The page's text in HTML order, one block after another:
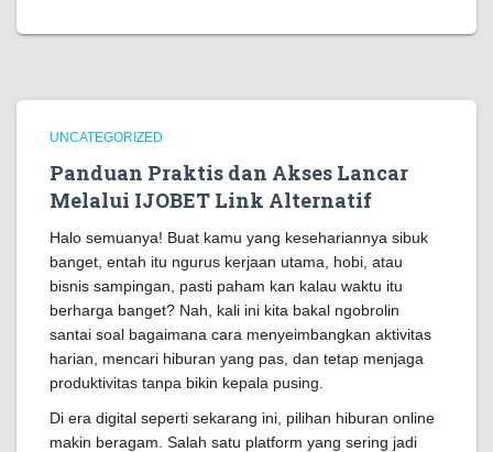
UNCATEGORIZED
Panduan Praktis dan Akses Lancar
Melalui IJOBET Link Alternatif
Halo semuanya! Buat kamu yang kesehariannya sibuk
banget, entah itu ngurus kerjaan utama, hobi, atau
bisnis sampingan, pasti paham kan kalau waktu itu
berharga banget? Nah, kali ini kita bakal ngobrolin
santai soal bagaimana cara menyeimbangkan aktivitas
harian, mencari hiburan yang pas, dan tetap menjaga
produktivitas tanpa bikin kepala pusing.
Di era digital seperti sekarang ini, pilihan hiburan online
makin beragam. Salah satu platform yang sering jadi